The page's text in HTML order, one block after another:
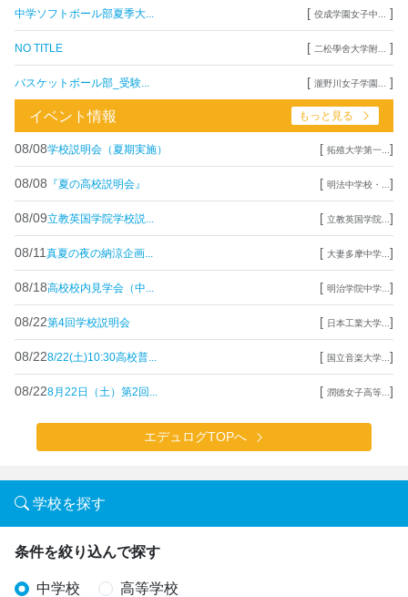
中学ソフトボール部夏季大... [ 佼成学園女子中... ]
NO TITLE [ 二松學舍大学附... ]
バスケットボール部_受験... [ 瀧野川女子学園... ]
イベント情報 もっと見る
08/08学校説明会（夏期実施） [ 拓殖大学第一... ]
08/08 『夏の高校説明会』 [ 明法中学校・... ]
08/09立教英国学院学校説... [ 立教英国学院... ]
08/11 真夏の夜の納涼企画... [ 大妻多摩中学... ]
08/18高校校内見学会（中... [ 明治学院中学... ]
08/22第4回学校説明会 [ 日本工業大学... ]
08/228/22(土)10:30高校普... [ 国立音楽大学... ]
08/228月22日（土）第2回... [ 潤徳女子高等... ]
エデュログTOPへ
学校を探す
条件を絞り込んで探す
中学校 高等学校